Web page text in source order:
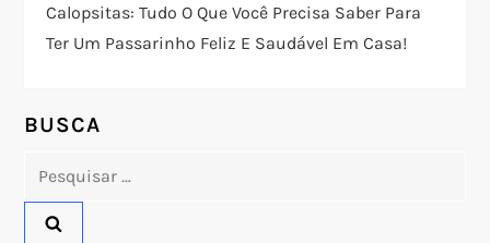
d
e
P
o
s
Calopsitas: Tudo O Que Você Precisa Saber Para
Ter Um Passarinho Feliz E Saudável Em Casa!
BUSCA
Pesquisar